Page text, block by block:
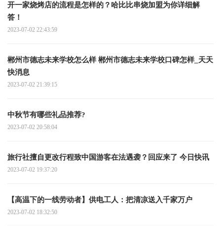
开一家烧烤店的流程是怎样的？哈比比串烧加盟为你详细解
答！
2023-07-02 22:43:59
郴州市德志未来学校怎么样 郴州市德志未来学校口碑怎样_天天
快消息
2023-07-02 21:39:15
中秋节有哪些礼品推荐?
2023-07-02 20:58:04
旅行社擅自更改行程致中国游客在法遇袭？回应来了 今日快讯
2023-07-02 19:37:20
【高温下的一线劳动者】供电工人：把清凉送入千家万户
2023-07-02 18:32:50